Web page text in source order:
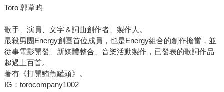
Toro 郭葦昀
歌手、演員、文字＆詞曲創作者、製作人。
最殺男團Energy創團首位成員，也是Energy組合的創作擔當，並
從事電影開發、新媒體整合、音樂活動製作，已發表的歌詞作品
超過上百首。
著有《打開鮪魚罐頭》。
IG：torocompany1002